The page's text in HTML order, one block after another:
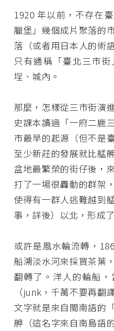
1920 年以前，不存在
臘堡」幾個成片聚落的
落（或者用日本人的術
只有通稱「臺北三市
埕、城內。
那麼，怎樣從三市街演
史課本讀過「一府二鹿
市最早的起源（但不是
至少新莊的發展就比艋
盆地最繁榮的街仔後，
打了一場很轟動的群架
使得有一群人逃難越到
事，詳後）以北，形成
或許是風水輪流轉，
船溯淡水河來採買茶葉
翻轉了。洋人的輪船
（junk，千萬不要再翻
文字就是來自閩南語的
舺（這名字來自南島語